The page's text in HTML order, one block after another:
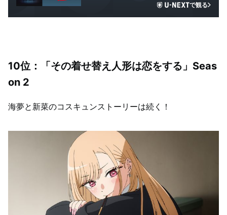
で観る
10位：「その着せ替え人形は恋をする」Seas
on 2
海夢と新菜のコスキュンストーリーは続く！